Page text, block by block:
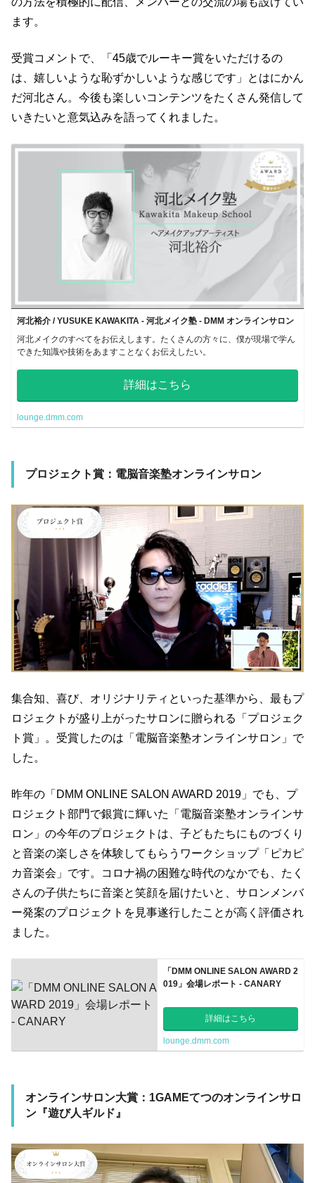
ます。
受賞コメントで、「45歳でルーキー賞をいただけるの
は、嬉しいような恥ずかしいような感じです」とはにかん
だ河北さん。今後も楽しいコンテンツをたくさん発信して
いきたいと意気込みを語ってくれました。
河北裕介 / YUSUKE KAWAKITA - 河北メイク塾 - DMM オンラインサロン
河北メイクのすべてをお伝えします。たくさんの方々に、僕が現場で学ん
できた知識や技術をあますことなくお伝えしたい。
詳細はこちら
lounge.dmm.com
プロジェクト賞：電脳音楽塾オンラインサロン
集合知、喜び、オリジナリティといった基準から、最もプ
ロジェクトが盛り上がったサロンに贈られる「プロジェク
ト賞」。受賞したのは「電脳音楽塾オンラインサロン」で
した。
昨年の「DMM ONLINE SALON AWARD 2019」でも、プ
ロジェクト部門で銀賞に輝いた「電脳音楽塾オンラインサ
ロン」の今年のプロジェクトは、子どもたちにものづくり
と音楽の楽しさを体験してもらうワークショップ「ピカピ
カ音楽会」です。コロナ禍の困難な時代のなかでも、たく
さんの子供たちに音楽と笑顔を届けたいと、サロンメンバ
ー発案のプロジェクトを見事遂行したことが高く評価され
ました。
「DMM ONLINE SALON AWARD 2
019」会場レポート - CANARY
詳細はこちら
lounge.dmm.com
オンラインサロン大賞：1GAMEてつのオンラインサロ
ン『遊び人ギルド』